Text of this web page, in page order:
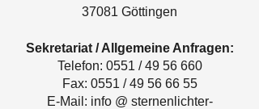
37081 Göttingen
Sekretariat / Allgemeine Anfragen​:
Telefon: 0551 /49 56 660
Fax: 0551 /49 56 66 55
E-Mail: info @ sternenlichter-